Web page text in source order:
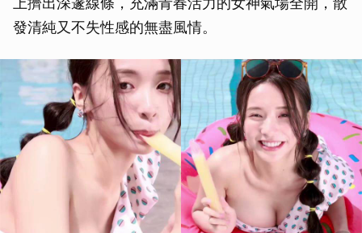
發清純又不失性感的無盡風情。